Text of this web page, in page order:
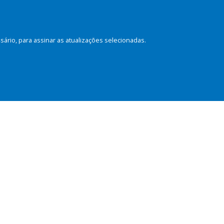
para assinar as atualizações selecionadas.